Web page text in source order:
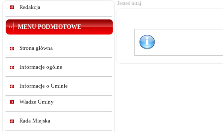
Redakcja
MENU PODMIOTOWE
Strona główna
Informacje ogólne
Informacje o Gminie
Władze Gminy
Rada Miejska
Jesteś tutaj: